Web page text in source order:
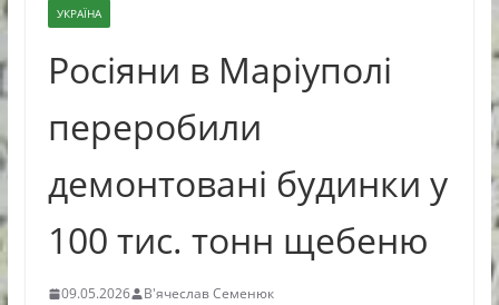
УКРАЇНА
Росіяни в Маріуполі
переробили
демонтовані будинки у
100 тис. тонн щебеню
09.05.2026 В'ячеслав Семенюк